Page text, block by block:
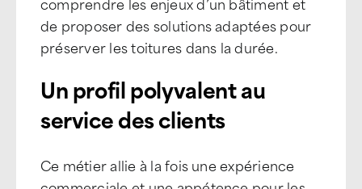
de proposer des solutions adaptées pour
préserver les toitures dans la durée.
Un profil polyvalent au
service des clients
Ce métier allie à la fois une expérience